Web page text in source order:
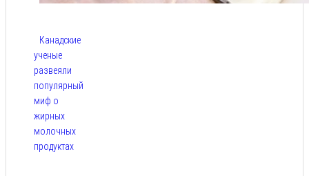
Канадские
ученые
развеяли
популярный
миф о
жирных
молочных
продуктах